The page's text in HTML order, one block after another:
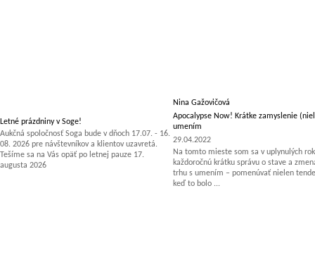
Letné prázdniny v Soge!
Aukčná spoločnosť Soga bude v dňoch 17.07. - 16.
08. 2026 pre návštevníkov a klientov uzavretá.
Tešíme sa na Vás opäť po letnej pauze 17.
augusta 2026
Nina Gažovičová
Apocalypse Now! Krátke zamyslenie
umením
29.04.2022
Na tomto mieste som sa v uplynulých
každoročnú krátku správu o stave a
trhu s umením – pomenúvať nielen
keď to bolo ...